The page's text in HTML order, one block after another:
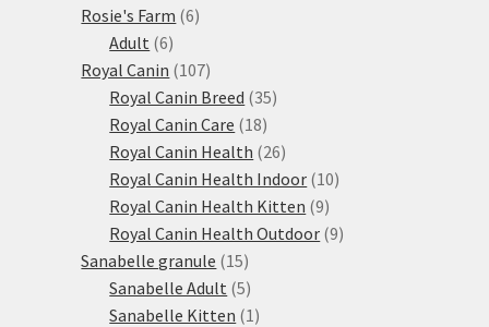
Rosie's Farm 66
Adult 66
produktů
Royal Canin 107107
produktů
Royal Canin Breed 3535
Royal Canin Care 1818
produktů
Royal Canin Health 2626
produktů
Royal Canin Health Indoor 1010
Royal Canin Health Kitten 99
produktů
Royal Canin Health Outdoor 99
Sanabelle granule 1515
produktů
Sanabelle Adult 55
produktů
Sanabelle Kitten 1 1